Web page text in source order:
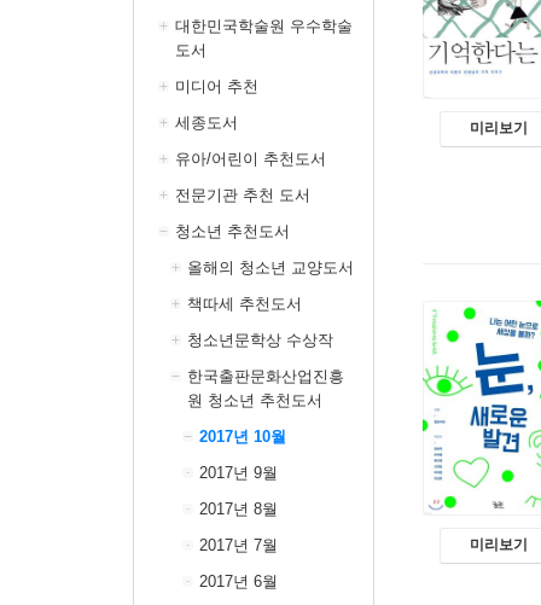
대한민국학술원 우수학술
도서
미디어 추천
세종도서
유아/어린이 추천도서
전문기관 추천 도서
청소년 추천도서
올해의 청소년 교양도서
책따세 추천도서
청소년문학상 수상작
한국출판문화산업진흥
원 청소년 추천도서
2017년 10월
2017년 9월
2017년 8월
2017년 7월
2017년 6월
미리보기
미리보기